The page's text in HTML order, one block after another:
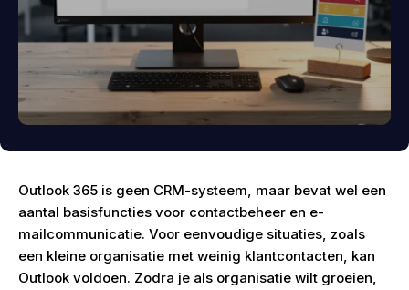
Outlook 365 is geen CRM-systeem, maar bevat wel een
aantal basisfuncties voor contactbeheer en e-
mailcommunicatie. Voor eenvoudige situaties, zoals
een kleine organisatie met weinig klantcontacten, kan
Outlook voldoen. Zodra je als organisatie wilt groeien,